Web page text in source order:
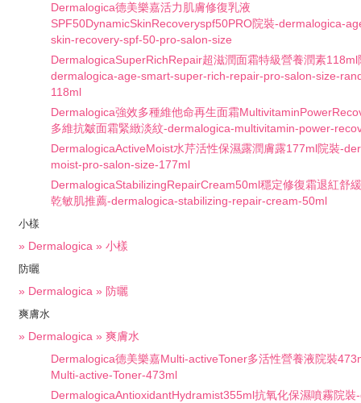
Dermalogica德美樂嘉活力肌膚修復乳液
SPF50DynamicSkinRecoveryspf50PRO院裝-dermalogica-
skin-recovery-spf-50-pro-salon-size
DermalogicaSuperRichRepair超滋潤面霜特級營養潤素118ml
dermalogica-age-smart-super-rich-repair-pro-salon-size-
118ml
Dermalogica強效多種維他命再生面霜
多維抗皺面霜緊緻淡紋-dermalogica-multivitamin-power-
DermalogicaActiveMoist水芹活性保濕露潤膚露177ml院裝-
moist-pro-salon-size-177ml
DermalogicaStabilizingRepairCream50ml穩定修復霜退紅舒
乾敏肌推薦-dermalogica-stabilizing-repair-cream-50ml
小樣
» Dermalogica » 小樣
防曬
» Dermalogica » 防曬
爽膚水
» Dermalogica » 爽膚水
Dermalogica德美樂嘉Multi-activeToner多活性營養液院裝
Multi-active-Toner-473ml
DermalogicaAntioxidantHydramist355ml抗氧化保濕噴霧院